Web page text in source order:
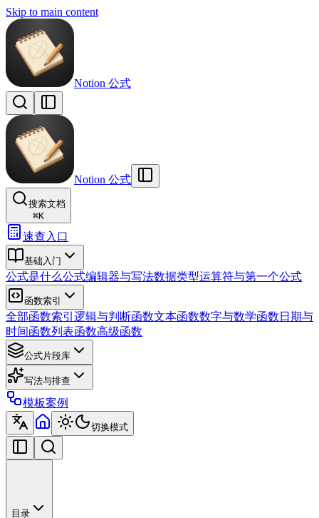
Skip to main content
Notion 公式
Notion 公式
搜索文档
⌘K
速查入口
基础入门
公式是什么公式编辑器与写法数据类型运算符与第一个公式
函数索引
全部函数索引 逻辑与判断函数文本函数数字与数学函数 日期与
时间函数列表函数高级函数
公式片段库
写法与排查
模板案例
切换模式
目录